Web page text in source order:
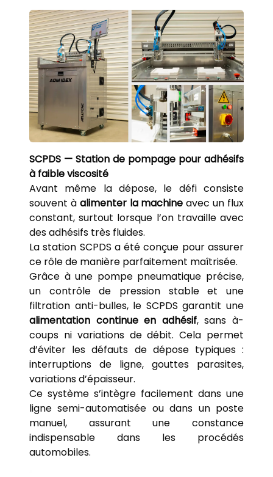
SCPDS — Station de pompage pour adhésifs
à faible viscosité
Avant même la dépose, le défi consiste
souvent à alimenter la machine avec un flux
constant, surtout lorsque l’on travaille avec
des adhésifs très fluides.
La station SCPDS a été conçue pour assurer
ce rôle de manière parfaitement maîtrisée.
Grâce à une pompe pneumatique précise,
un contrôle de pression stable et une
filtration anti-bulles, le SCPDS garantit une
alimentation continue en adhésif, sans à-
coups ni variations de débit. Cela permet
d’éviter les défauts de dépose typiques :
interruptions de ligne, gouttes parasites,
variations d’épaisseur.
Ce système s’intègre facilement dans une
ligne semi-automatisée ou dans un poste
manuel, assurant une constance
indispensable dans les procédés
automobiles.